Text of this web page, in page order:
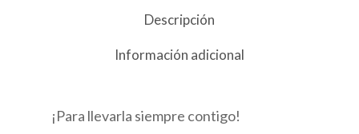
Descripción
Información adicional
¡Para llevarla siempre contigo!